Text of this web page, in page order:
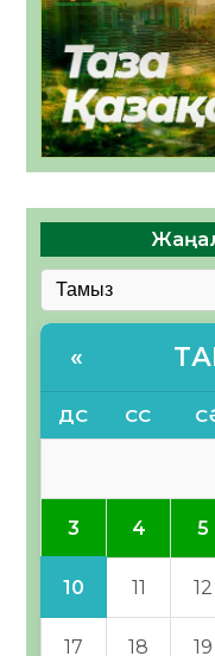
«
ДС СС СӘ
3 4 5
10 11 12
17 18 19